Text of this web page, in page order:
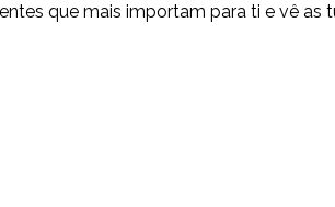
que mais importam para ti e vê